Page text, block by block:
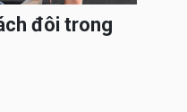
đôi trong